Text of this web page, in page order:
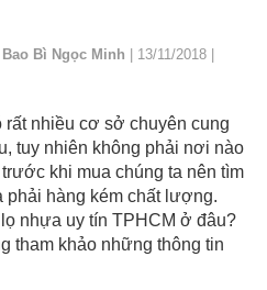
Bì Ngọc Minh | 13/11/2018 |
nhiều cơ sở chuyên cung
tuy nhiên không phải nơi nào
khi mua chúng ta nên tìm
phải hàng kém chất lượng.
nhựa uy tín TPHCM ở đâu?
tham khảo những thông tin